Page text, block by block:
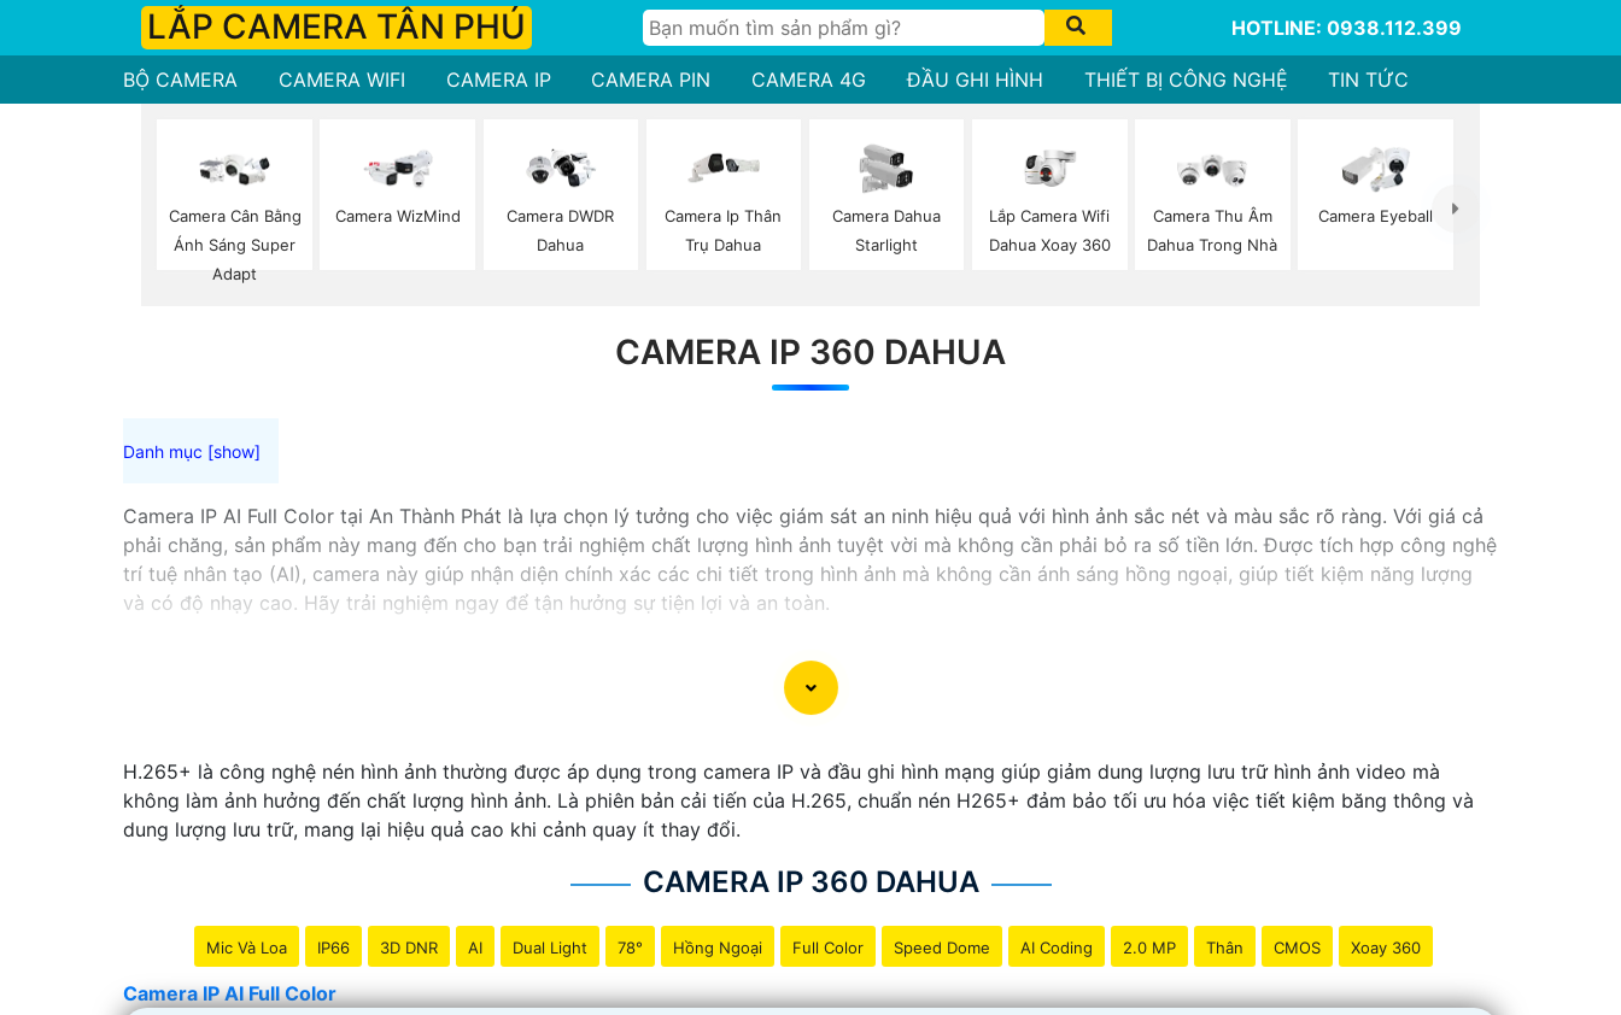
LẮP CAMERA TÂN PHÚ HOTLINE: 0938.112.399
BỘ CAMERA CAMERA WIFI CAMERA IP CAMERA PIN CAMERA 4G ĐẦU GHI HÌNH THIẾT BỊ CÔNG NGHỆ TIN TỨC
Camera Cân Bằng
Ánh Sáng Super
Adapt
Camera WizMind
Camera DWDR
Dahua
Camera Ip Thân
Trụ Dahua
Camera Dahua
Starlight
Lắp Camera Wifi
Dahua Xoay 360
Camera Thu Âm
Dahua Trong Nhà
Camera Eyeball
CAMERA IP 360 DAHUA
Camera IP AI Full Color tại An Thành Phát là lựa chọn lý tưởng cho việc giám sát an ninh hiệu quả với hình ảnh sắc nét và màu sắc rõ ràng. Với giá cả
phải chăng, sản phẩm này mang đến cho bạn trải nghiệm chất lượng hình ảnh tuyệt vời mà không cần phải bỏ ra số tiền lớn. Được tích hợp công nghệ
trí tuệ nhân tạo (AI), camera này giúp nhận diện chính xác các chi tiết trong hình ảnh mà không cần ánh sáng hồng ngoại, giúp tiết kiệm năng lượng
và có độ nhạy cao. Hãy trải nghiệm ngay để tận hưởng sự tiện lợi và an toàn.
H.265+ là công nghệ nén hình ảnh thường được áp dụng trong camera IP và đầu ghi hình mạng giúp giảm dung lượng lưu trữ hình ảnh video mà
không làm ảnh hưởng đến chất lượng hình ảnh. Là phiên bản cải tiến của H.265, chuẩn nén H265+ đảm bảo tối ưu hóa việc tiết kiệm băng thông và
dung lượng lưu trữ, mang lại hiệu quả cao khi cảnh quay ít thay đổi.
CAMERA IP 360 DAHUA
Mic Và Loa IP66 3D DNR AI Dual Light 78° Hồng Ngoại Full Color Speed Dome AI Coding 2.0 MP Thân CMOS Xoay 360
Camera IP AI Full Color